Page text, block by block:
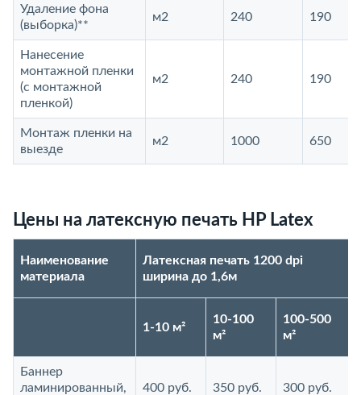
Удаление фона
(выборка)**
м2 240 190
Нанесение
монтажной пленки
(с монтажной
пленкой)
м2 240 190
Монтаж пленки на
выезде
м2 1000 650
Цены на латексную печать HP Latex
Наименование
материала
Латексная печать 1200 dpi
ширина до 1,6м
1-10 м²
10-100
м²
100-500
м²
Баннер
ламинированный,
400 руб. 350 руб. 300 руб.